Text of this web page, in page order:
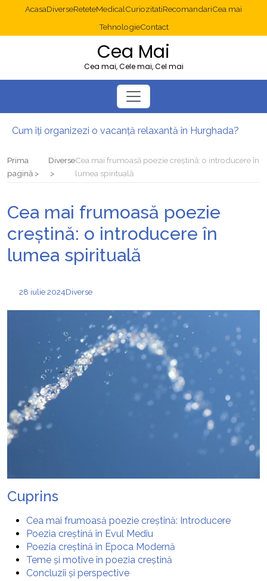
AcasaDiverseReteteMedicalCuriozitatiRecomandariCea mai
TehnologieContact
Cea Mai
Cea mai, Cele mai, Cel mai
Cum îți organizezi o vacanță relaxantă în Hurghada?
Multisite WordPress și Mastodon: cum gestionezi mai multe site-uri
Prima
pagină
DiverseCea mai frumoasă poezie creștină: o introducere în
lumea spirituală
Cea mai frumoasă poezie
creștină: o introducere în
lumea spirituală
28 iulie 2024Diverse
Cuprins
Cea mai frumoasă poezie creștină: Introducere
Poezia creștină în Evul Mediu
Poezia creștină în Epoca Modernă
Teme și motive în poezia creștină
Concluzii și perspective